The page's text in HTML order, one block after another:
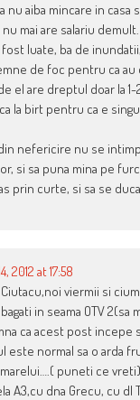
nu aiba mincare in casa
mai are salariu
luate, ba de
de foc pentru ca au
el are dreptul doar la
la birt pentru ca e
nefericire nu se
si sa puna mina pe
prin curte, si sa se
2012 at 17:58
viermii si
in seama OTV 2(sa
ca acest post incepe
este normal sa o arda
puneti ce
A3,cu dna Grecu, cu dl